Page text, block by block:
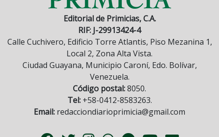
Editorial de Primicias, C.A.
RIF: J-29913424-4
Calle Cuchivero, Edificio Torre Atlantis, Piso Mezanina 1,
Local 2, Zona Alta Vista.
Ciudad Guayana, Municipio Caroní, Edo. Bolívar,
Venezuela.
Código postal:8050.
Tel:+58-0412-8583263.
Email: redacciondiarioprimicia@gmail.com